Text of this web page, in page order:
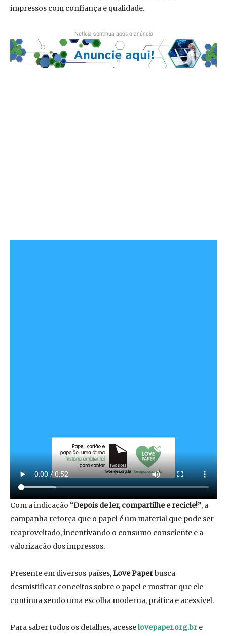
impressos com confiança e qualidade.
Notícia continua após o anúncio
Com a indicação “Depois de ler, compartilhe e recicle!”, a
campanha reforça que o papel é um material que pode ser
reaproveitado, incentivando o consumo consciente e a
valorização dos impressos.
Presente em diversos países,Love Paperbusca
desmistificar conceitos sobre o papel e mostrar que ele
continua sendo uma escolha moderna, prática e acessível.
Para saber todos os detalhes, acesselovepaper.org.br e